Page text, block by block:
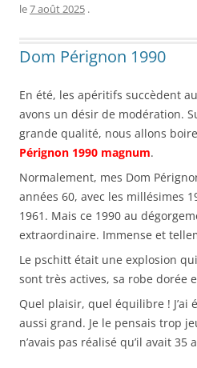
le7 août 2025 .
Dom Pérignon 1990
En été, les apéritifs succèdent
avons un désir de modération.
grande qualité, nous allons
Pérignon 1990 magnum.
Normalement, mes Dom
années 60, avec les millésimes
1961. Mais ce 1990 au
extraordinaire. Immense et
Le pschitt était une explosion
sont très actives, sa robe dorée
Quel plaisir, quel équilibre ! J’ai
aussi grand. Je le pensais trop
n’avais pas réalisé qu’il avait 35